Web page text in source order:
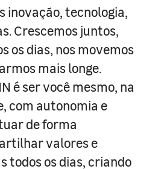
inovação, tecnologia,
Crescemos juntos,
os dias, nos movemos
mais longe.
é ser você mesmo, na
com autonomia e
de forma
valores e
todos os dias, criando